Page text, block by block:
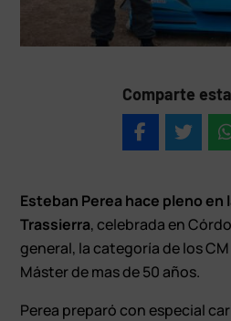
Comparte
Esteban Perea hace pleno en
Trassierra, celebrada en
general, la categoría de los
Máster de mas de 50 años.
Perea preparó con especial